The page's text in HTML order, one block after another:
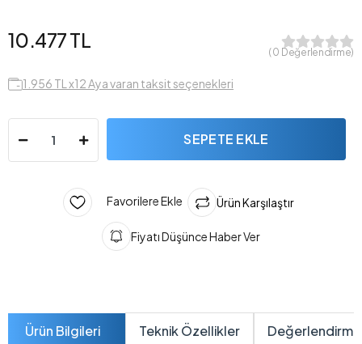
10.477 TL
( 0 Değerlendirme)
1.956 TL x12 Aya varan taksit seçenekleri
SEPETE EKLE
Favorilere Ekle Ürün Karşılaştır
Fiyatı Düşünce Haber Ver
Ürün Bilgileri Teknik Özellikler